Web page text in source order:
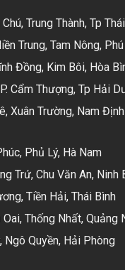
Trung Thành, Tp
Trung, Tam Nông,
Đồng, Kim Bôi, Hòa
Cẩm Thượng, Tp Hải
Xuân Trường, Nam Định
Phủ Lý, Hà Nam
Trứ, Chu Văn An, Ninh
Tiền Hải, Thái Bình
Thống Nhất, Quảng
Ngô Quyền, Hải Phòng